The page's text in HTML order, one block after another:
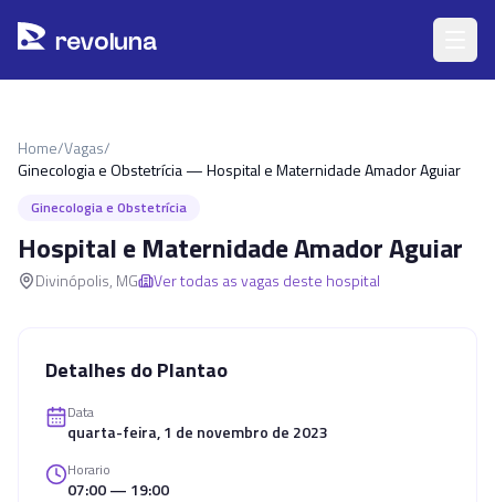
revoluna
Home/Vagas/
Ginecologia e Obstetrícia — Hospital e Maternidade Amador Aguiar
Ginecologia e Obstetrícia
Hospital e Maternidade Amador Aguiar
Divinópolis, MG Ver todas as vagas deste hospital
Detalhes do Plantao
Data
quarta-feira, 1 de novembro de 2023
Horario
07:00 — 19:00